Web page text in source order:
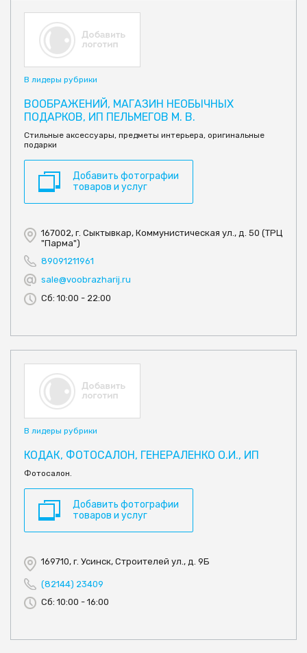
В лидеры рубрики
ВООБРАЖЕНИЙ, МАГАЗИН НЕОБЫЧНЫХ
ПОДАРКОВ, ИП ПЕЛЬМЕГОВ М. В.
Стильные аксессуары, предметы интерьера, оригинальные
подарки
Добавить фотографии
товаров и услуг
167002, г. Сыктывкар, Коммунистическая ул., д. 50 (ТРЦ
"Парма")
89091211961
sale@voobrazharij.ru
Сб: 10:00 - 22:00
В лидеры рубрики
КОДАК, ФОТОСАЛОН, ГЕНЕРАЛЕНКО О.И., ИП
Фотосалон.
Добавить фотографии
товаров и услуг
169710, г. Усинск, Строителей ул., д. 9Б
(82144) 23409
Сб: 10:00 - 16:00